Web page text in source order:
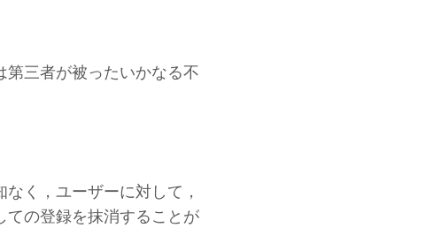
三者が被ったいかなる不
く，ユーザーに対して，
の登録を抹消することが